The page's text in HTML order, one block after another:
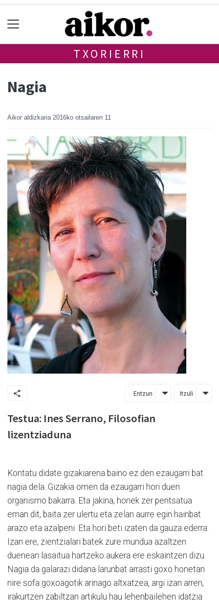
TXORIERRI
Nagia
Aikor aldizkaria 2016ko otsailaren 11
Entzun Itzuli
Testua: Ines Serrano, Filosofian
lizentziaduna
Kontatu didate gizakiarena baino ez den ezaugarri bat
nagia dela. Gizakia omen da ezaugarri hori duen
organismo bakarra. Eta jakina, honek zer pentsatua
eman dit, baita zer ulertu eta zelan aurre egin hainbat
arazo eta azalpeni. Eta hori beti izaten da gauza ederra.
Izan ere, zientzialari batek zure mundua azaltzen
duenean lasaitua hartzeko aukera ere eskaintzen dizu.
Nagia da galarazi didana larunbat arrasti goxo honetan
nire sofa goxoagotik arinago altxatzea, argi izan arren,
irakurtzen zabiltzan artikulu hau lehenbailehen idatzia